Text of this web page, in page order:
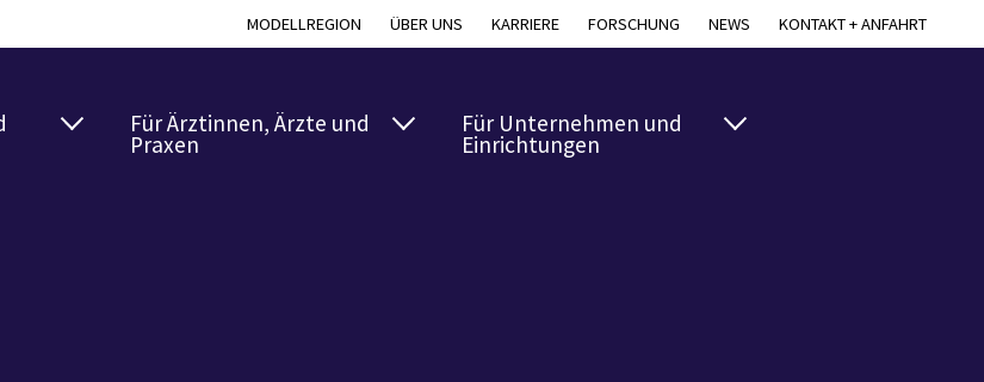
MODELLREGION ÜBER UNS KARRIERE FORSCHUNG NEWS KONTAKT + ANFAHRT
Für Ärztinnen, Ärzte und
Praxen
Für Unternehmen und
Einrichtungen